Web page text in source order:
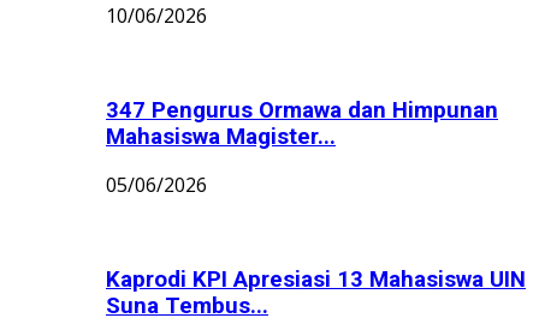
10/06/2026
347 Pengurus Ormawa dan Himpunan
Mahasiswa Magister...
05/06/2026
Kaprodi KPI Apresiasi 13 Mahasiswa UIN
Suna Tembus...